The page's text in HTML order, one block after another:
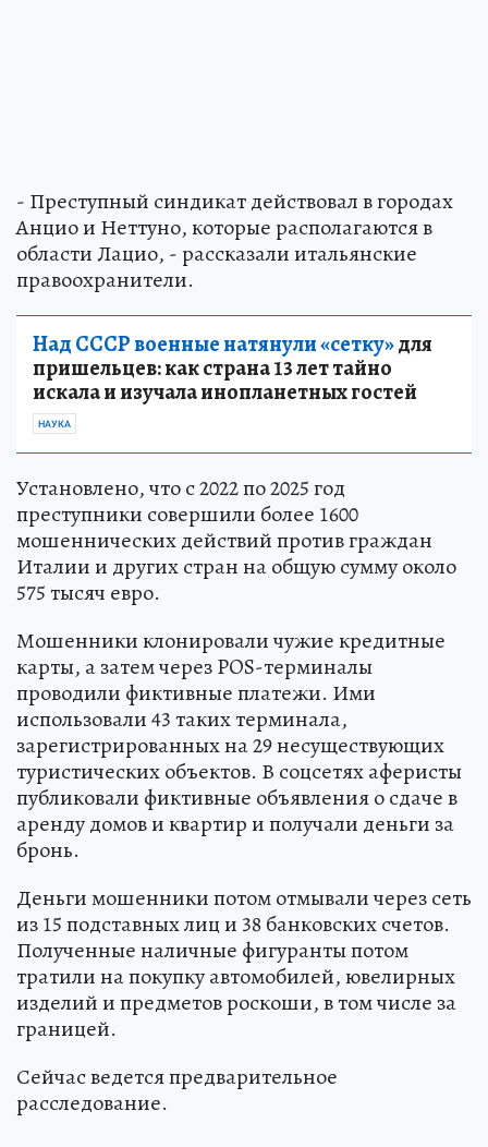
- Преступный синдикат действовал в городах
Анцио и Неттуно, которые располагаются в
области Лацио, - рассказали итальянские
правоохранители.
Над СССР военные натянули «сетку»для
пришельцев: как страна 13 лет тайно
искала и изучала инопланетных гостей
НАУКА
Установлено, что с 2022 по 2025 год
преступники совершили более 1600
мошеннических действий против граждан
Италии и других стран на общую сумму около
575 тысяч евро.
Мошенники клонировали чужие кредитные
карты, а затем через POS-терминалы
проводили фиктивные платежи. Ими
использовали 43 таких терминала,
зарегистрированных на 29 несуществующих
туристических объектов. В соцсетях аферисты
публиковали фиктивные объявления о сдаче в
аренду домов и квартир и получали деньги за
бронь.
Деньги мошенники потом отмывали через сеть
из 15 подставных лиц и 38 банковских счетов.
Полученные наличные фигуранты потом
тратили на покупку автомобилей, ювелирных
изделий и предметов роскоши, в том числе за
границей.
Сейчас ведется предварительное
расследование.